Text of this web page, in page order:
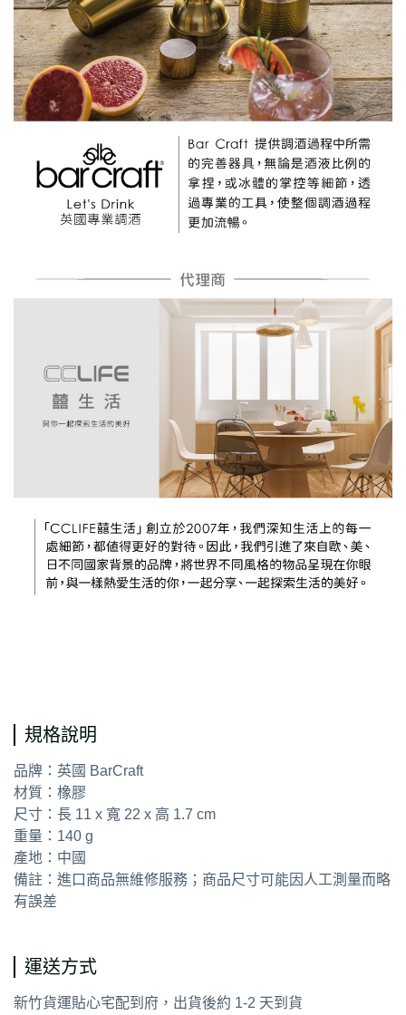
規格說明
品牌：英國 BarCraft
材質：橡膠
尺寸：長 11 x 寬 22 x 高 1.7 cm
重量：140 g
產地：中國
備註：進口商品無維修服務；商品尺寸可能因人工測量而略
有誤差
運送方式
新竹貨運貼心宅配到府，出貨後約 1-2 天到貨